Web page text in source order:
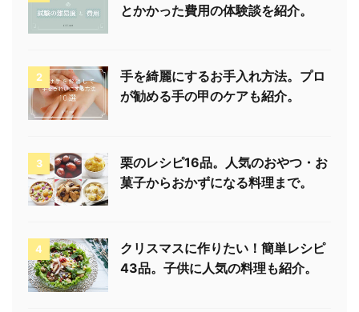
とかかった費用の体験談を紹介。
2
手を綺麗にするお手入れ方法。プロ
が勧める手の甲のケアも紹介。
3
栗のレシピ16品。人気のおやつ・お
菓子からおかずになる料理まで。
4
クリスマスに作りたい！簡単レシピ
43品。子供に人気の料理も紹介。